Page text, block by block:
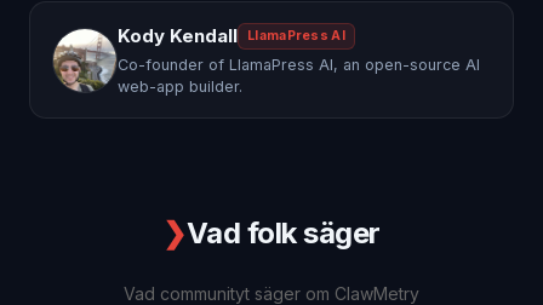
Kody Kendall LlamaPress AI
Co-founder of LlamaPress AI, an open-source AI
web-app builder.
❯Vad folk säger
Vad communityt säger om ClawMetry